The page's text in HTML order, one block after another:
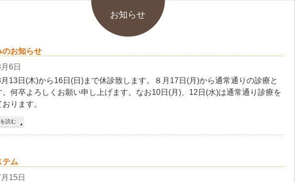
お知らせ
のお知らせ
6日
13日(木)から16日(日)まで休診致します。８月17日(月)から通常通りの診療と
。何卒よろしくお願い申し上げます。なお10日(月)、12日(水)は通常通り診療を
ります。
読む
テム
15日